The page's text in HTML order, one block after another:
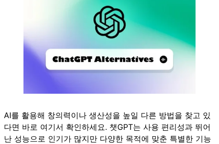
AI를 활용해 창의력이나 생산성을 높일 다른 방법을 찾고 있
다면 바로 여기서 확인하세요. 챗GPT는 사용 편리성과 뛰어
난 성능으로 인기가 많지만 다양한 목적에 맞춘 특별한 기능